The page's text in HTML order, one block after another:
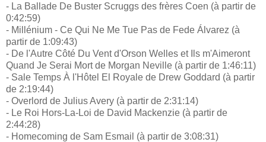
- La Ballade De Buster Scruggs des frères Coen (à partir de
0:42:59)
- Millénium - Ce Qui Ne Me Tue Pas de Fede Álvarez (à
partir de 1:09:43)
- De l'Autre Côté Du Vent d'Orson Welles et Ils m'Aimeront
Quand Je Serai Mort de Morgan Neville (à partir de 1:46:11)
- Sale Temps À l'Hôtel El Royale de Drew Goddard (à partir
de 2:19:44)
- Overlord de Julius Avery (à partir de 2:31:14)
- Le Roi Hors-La-Loi de David Mackenzie (à partir de
2:44:28)
- Homecoming de Sam Esmail (à partir de 3:08:31)